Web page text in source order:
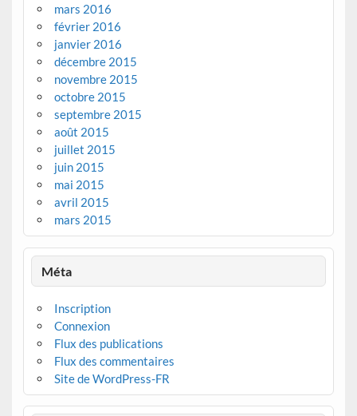
mars 2016
février 2016
janvier 2016
décembre 2015
novembre 2015
octobre 2015
septembre 2015
août 2015
juillet 2015
juin 2015
mai 2015
avril 2015
mars 2015
Méta
Inscription
Connexion
Flux des publications
Flux des commentaires
Site de WordPress-FR